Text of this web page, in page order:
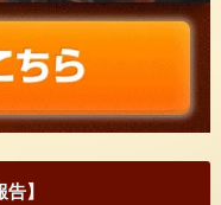
】